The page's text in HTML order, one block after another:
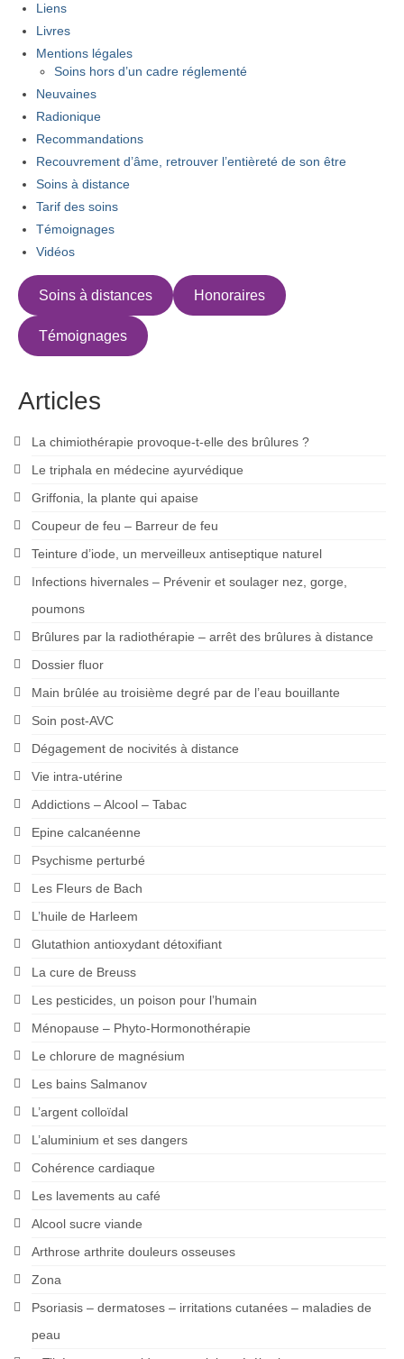
Liens
Livres
Mentions légales
Soins hors d’un cadre réglementé
Neuvaines
Radionique
Recommandations
Recouvrement d’âme, retrouver l’entièreté de son être
Soins à distance
Tarif des soins
Témoignages
Vidéos
Soins à distances Honoraires
Témoignages
Articles
La chimiothérapie provoque-t-elle des brûlures ?
Le triphala en médecine ayurvédique
Griffonia, la plante qui apaise
Coupeur de feu – Barreur de feu
Teinture d’iode, un merveilleux antiseptique naturel
Infections hivernales – Prévenir et soulager nez, gorge,
poumons
Brûlures par la radiothérapie – arrêt des brûlures à distance
Dossier fluor
Main brûlée au troisième degré par de l’eau bouillante
Soin post-AVC
Dégagement de nocivités à distance
Vie intra-utérine
Addictions – Alcool – Tabac
Epine calcanéenne
Psychisme perturbé
Les Fleurs de Bach
L’huile de Harleem
Glutathion antioxydant détoxifiant
La cure de Breuss
Les pesticides, un poison pour l’humain
Ménopause – Phyto-Hormonothérapie
Le chlorure de magnésium
Les bains Salmanov
L’argent colloïdal
L’aluminium et ses dangers
Cohérence cardiaque
Les lavements au café
Alcool sucre viande
Arthrose arthrite douleurs osseuses
Zona
Psoriasis – dermatoses – irritations cutanées – maladies de
peau